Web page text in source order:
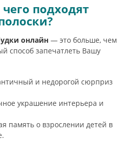
подходят
онлайн — это больше, чем
способ запечатлеть Вашу
и недорогой сюрприз
украшение интерьера и
память о взрослении детей в